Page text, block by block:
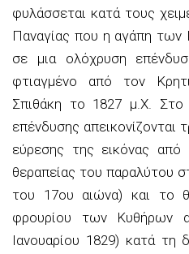
φυλάσσεται κατά τους
Παναγίας που η αγάπη
σε μια ολόχρυση
φτιαγμένο από τον
Σπιθάκη το 1827 μ.Χ.
επένδυσης απεικονίζονται
εύρεσης της εικόνας
θεραπείας του παραλύτου
του 17ου αιώνα) και το
φρουρίου των Κυθήρων
Ιανουαρίου 1829) κατά τη